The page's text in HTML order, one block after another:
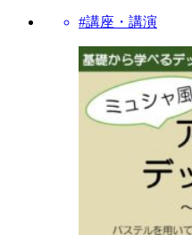
#講座・講演